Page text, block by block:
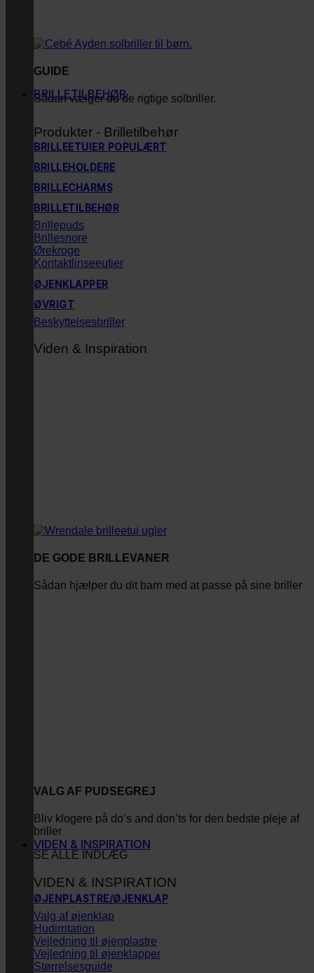
GUIDE
Sådan vælger du de rigtige solbriller.
BRILLETILBEHØR
Produkter - Brilletilbehør
BRILLEETUIER
BRILLEHOLDERE
BRILLECHARMS
BRILLETILBEHØR
Brillepuds
Brillesnore
Ørekroge
Kontaktlinseeutier
ØJENKLAPPER
ØVRIGT
Beskyttelsesbriller
Viden & Inspiration
DE GODE BRILLEVANER
Sådan hjælper du dit barn med at passe på sine briller
VALG AF PUDSEGREJ
Bliv klogere på do’s and don’ts for den bedste pleje af
briller
SE ALLE INDLÆG
VIDEN & INSPIRATION
VIDEN & INSPIRATION
ØJENPLASTRE/ØJENKLAP
Valg af øjenklap
Hudirritation
Vejledning til øjenplastre
Vejledning til øjenklapper
Størrelsesguide